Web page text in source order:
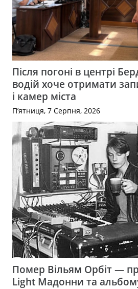
Після погоні в центрі
водій хоче отримати
і камер міста
П’ятниця, 7 Серпня, 2026
Помер Вільям Орбіт —
Light Мадонни та